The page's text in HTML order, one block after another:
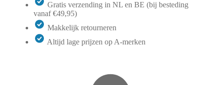
Gratis verzending in NL en BE (bij besteding
vanaf €49,95)
Makkelijk retourneren
Altijd lage prijzen op A-merken